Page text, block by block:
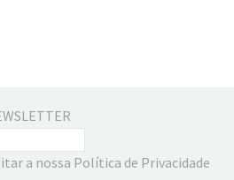
a nossa Política de Privacidade